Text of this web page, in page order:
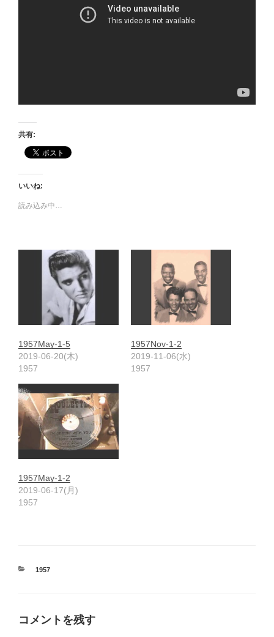
共有:
いいね:
読み込み中…
1957May-1-5
2019-06-20(木)
1957
1957Nov-1-2
2019-11-06(水)
1957
1957May-1-2
2019-06-17(月)
1957
カ
1957
コメントを残す